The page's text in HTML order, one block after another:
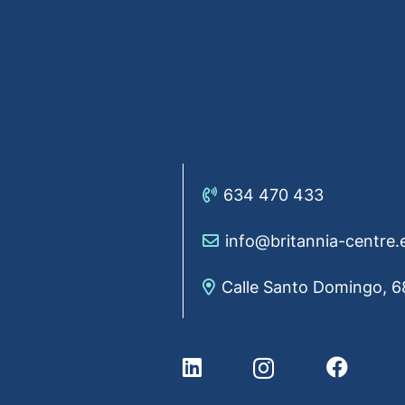
634 470 433
info@britannia-
Calle Santo Domingo,